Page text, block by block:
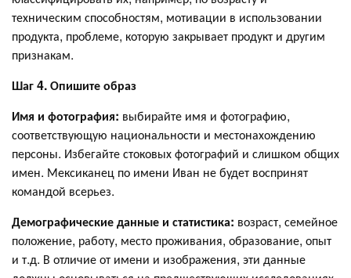
техническим способностям, мотивации в использовании
продукта, проблеме, которую закрывает продукт и другим
признакам.
Шаг 4. Опишите образ
Имя и фотография: выбирайте имя и фотографию,
соответствующую национальности и местонахождению
персоны. Избегайте стоковых фотографий и слишком общих
имен. Мексиканец по имени Иван не будет воспринят
командой всерьез.
Демографические данные и статистика: возраст, семейное
положение, работу, место проживания, образование, опыт
и т.д. В отличие от имени и изображения, эти данные